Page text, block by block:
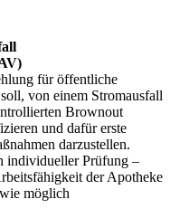
für öffentliche
von einem Stromausfall
Brownout
und dafür erste
darzustellen.
individueller Prüfung –
der Apotheke
möglich